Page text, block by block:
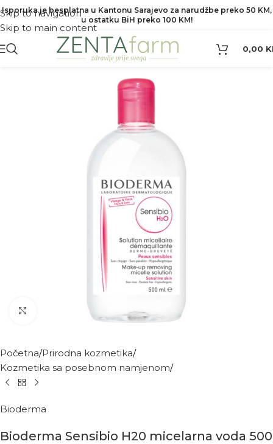
Skip to navigation
Skip to main content
Isporuka je besplatna u Kantonu Sarajevo za narudžbe preko 50 KM,
u ostatku BiH preko 100 KM!
0,00
Kliknite za povećanje
Početna Prirodna kozmetika
Kozmetika sa posebnom namjenom
Bioderma
Bioderma Sensibio H20 micelarna voda 500